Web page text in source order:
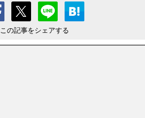
この記事をシェアする